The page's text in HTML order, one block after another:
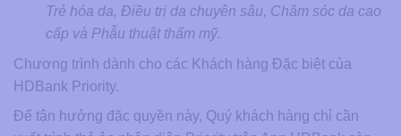
Trẻ hóa da, Điều trị da chuyên sâu, Chăm sóc da cao
cấp và Phẫu thuật thẩm mỹ.
Chương trình dành cho các Khách hàng Đặc biệt của
HDBank Priority.
Để tận hưởng đặc quyền này, Quý khách hàng chỉ cần